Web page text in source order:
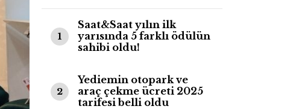
1
Saat&Saat yılın ilk
yarısında 5 farklı ödülün
sahibi oldu!
2
Yediemin otopark ve
araç çekme ücreti 2025
tarifesi belli oldu